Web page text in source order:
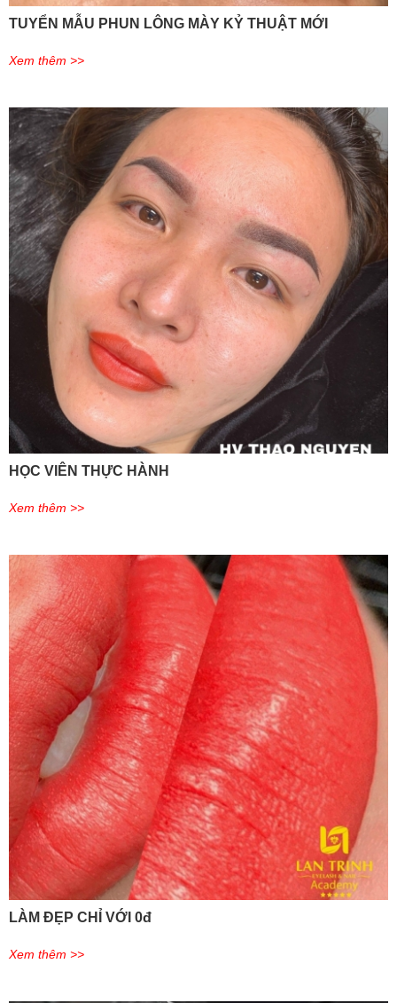
TUYỂN MẪU PHUN LÔNG MÀY KỶ THUẬT MỚI
Xem thêm >>
HỌC VIÊN THỰC HÀNH
Xem thêm >>
LÀM ĐẸP CHỈ VỚI 0đ
Xem thêm >>